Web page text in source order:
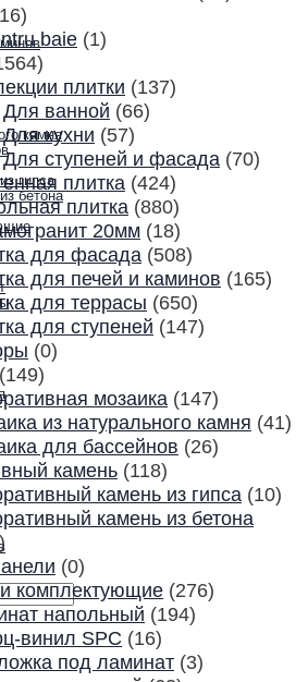
камня
гипса
бетона
baie (1)
плитки (137)
Для ванной (66)
Для кухни (57)
Для ступеней и фасада (70)
плитка (424)
плитка (880)
20мм (18)
для фасада (508)
для печей и каминов (165)
для террасы (650)
для ступеней (147)
(0)
(149)
мозаика (147)
из натурального камня (41)
для бассейнов (26)
камень (118)
камень из гипса (10)
камень из бетона
(0)
комплектующие (276)
напольный (194)
винил SPC (16)
под ламинат (3)